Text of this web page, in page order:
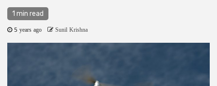
1 min read
5 years ago Sunil Krishna